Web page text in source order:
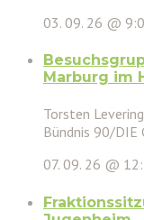
03. 09. 26 @
Marburg im
Torsten
Bündnis 90/DIE
07. 09. 26 @